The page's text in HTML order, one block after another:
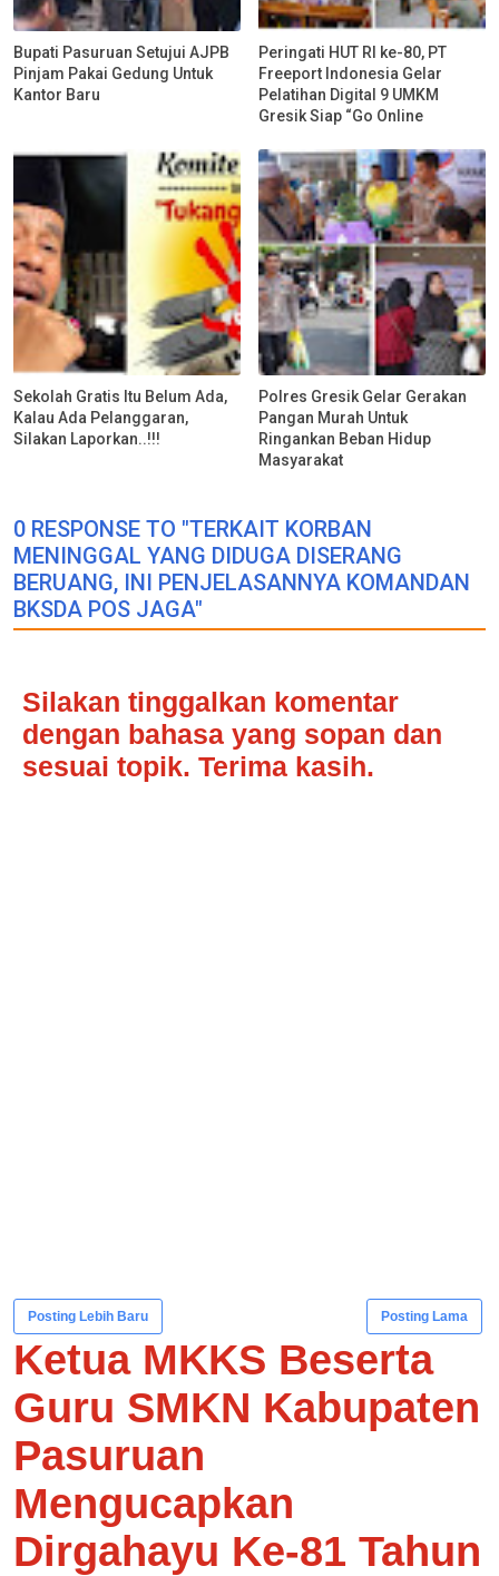
Bupati Pasuruan Setujui AJPB
Pinjam Pakai Gedung Untuk
Kantor Baru
Peringati HUT RI ke-80, PT
Freeport Indonesia Gelar
Pelatihan Digital 9 UMKM
Gresik Siap “Go Online
Sekolah Gratis Itu Belum Ada,
Kalau Ada Pelanggaran,
Silakan Laporkan..!!!
Polres Gresik Gelar Gerakan
Pangan Murah Untuk
Ringankan Beban Hidup
Masyarakat
0 RESPONSE TO "TERKAIT KORBAN
MENINGGAL YANG DIDUGA DISERANG
BERUANG, INI PENJELASANNYA KOMANDAN
BKSDA POS JAGA"
Silakan tinggalkan komentar
dengan bahasa yang sopan dan
sesuai topik. Terima kasih.
Posting Lebih Baru Posting Lama
Ketua MKKS Beserta
Guru SMKN Kabupaten
Pasuruan
Mengucapkan
Dirgahayu Ke-81 Tahun